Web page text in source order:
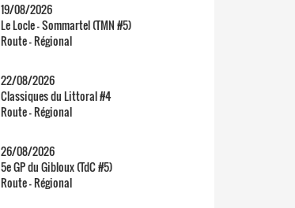
19/08/2026
Le Locle - Sommartel (TMN #5)
Route - Régional
22/08/2026
Classiques du Littoral #4
Route - Régional
26/08/2026
5e GP du Gibloux (TdC #5)
Route - Régional